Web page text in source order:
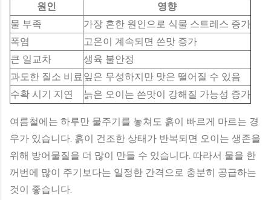
원인
영향
물 부족
가장 흔한 원인으로 식물 스트레스 증가
폭염
고온이 계속되면 쓴맛 증가
큰 일교차
생육 불안정
과도한 질소 비료잎은 무성하지만 맛은 떨어질 수 있음
수확 시기 지연
늙은 오이는 쓴맛이 강해질 가능성 증가
여름철에는 하루만 물주기를 놓쳐도 흙이 빠르게 마르는 경
우가 있습니다. 흙이 건조한 상태가 반복되면 오이는 생존을
위해 방어물질을 더 많이 만들 수 있습니다. 따라서 물을 한
꺼번에 많이 주기보다는 일정한 간격으로 충분히 공급하는
것이 좋습니다.